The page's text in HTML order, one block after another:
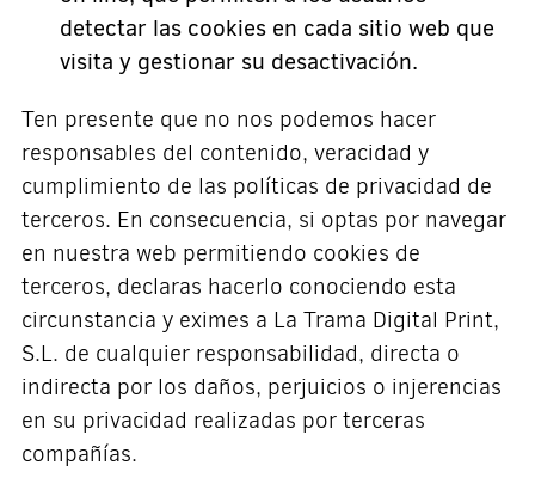
detectar las cookies en cada sitio web que
visita y gestionar su desactivación.
Ten presente que no nos podemos hacer
responsables del contenido, veracidad y
cumplimiento de las políticas de privacidad de
terceros. En consecuencia, si optas por navegar
en nuestra web permitiendo cookies de
terceros, declaras hacerlo conociendo esta
circunstancia y eximes a La Trama Digital Print,
S.L. de cualquier responsabilidad, directa o
indirecta por los daños, perjuicios o injerencias
en su privacidad realizadas por terceras
compañías.